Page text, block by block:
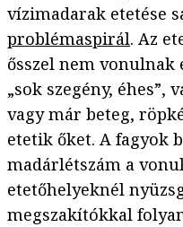
vízimadarak etetése
problémaspirál. Az
ősszel nem vonulnak
„sok szegény, éhes”,
vagy már beteg,
etetik őket. A fagyok
madárlétszám a
etetőhelyeknél
megszakítókkal